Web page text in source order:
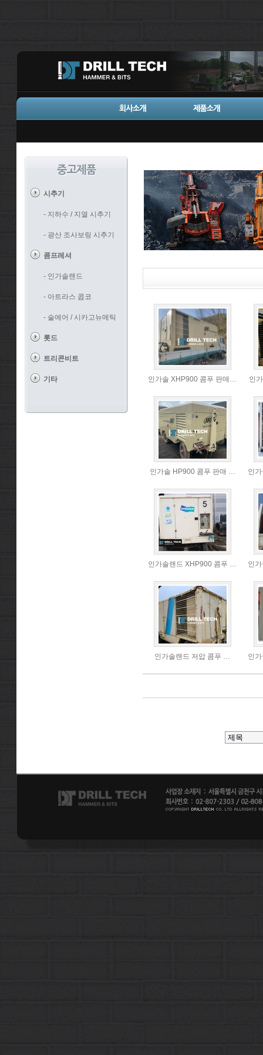
시추기
- 지하수 / 지열 시추기
- 광산 조사보링 시추기
콤프레셔
- 인가솔랜드
- 아트라스 콥코
- 술에어 / 시카고뉴메틱
롯드
트리콘비트
기타 인가솔 XHP900 콤푸 판매… 인
인가솔 HP900 콤푸 판매 … 인
인가솔랜드 XHP900 콤푸 … 인
인가솔랜드 저압 콤푸 … 인